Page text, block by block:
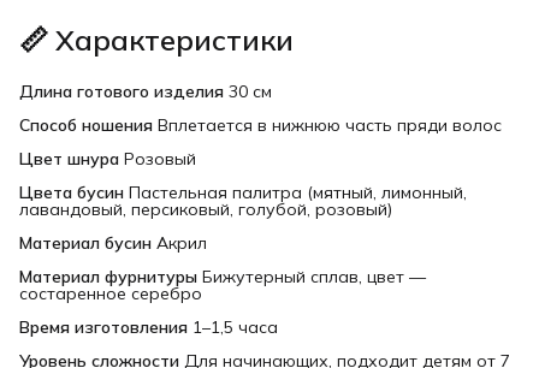
📏 Характеристики
Длина готового изделия 30 см
Способ ношения Вплетается в нижнюю часть пряди волос
Цвет шнура Розовый
Цвета бусин Пастельная палитра (мятный, лимонный,
лавандовый, персиковый, голубой, розовый)
Материал бусин Акрил
Материал фурнитуры Бижутерный сплав, цвет —
состаренное серебро
Время изготовления 1–1,5 часа
Уровень сложности Для начинающих, подходит детям от 7